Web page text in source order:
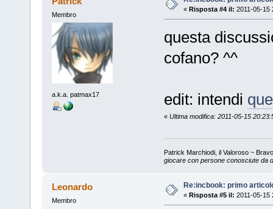
Membro
a.k.a. patmax17
« Risposta #4 il: 2011-05-15
questa
cofano? ^^
edit: intendi
« Ultima modifica: 2011-05-15
Patrick Marchiodi, il Valoroso ~
giocare con persone conosciute da
Leonardo
Membro
Re:incbook: primo
« Risposta #5 il: 2011-05-15